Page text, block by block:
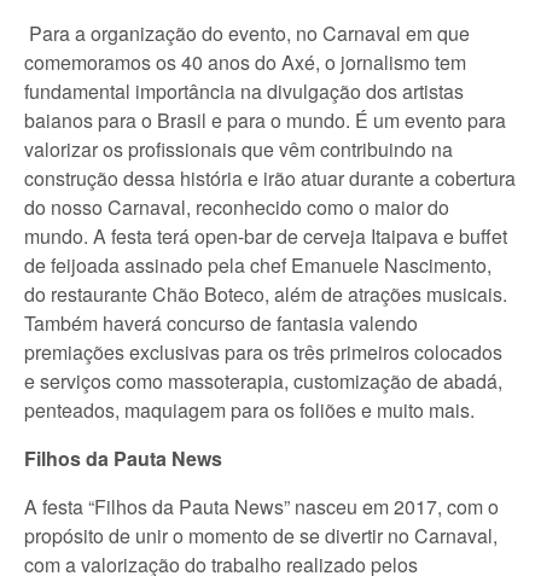
Para a organização do evento, no Carnaval em que
comemoramos os 40 anos do Axé, o jornalismo tem
fundamental importância na divulgação dos artistas
baianos para o Brasil e para o mundo. É um evento para
valorizar os profissionais que vêm contribuindo na
construção dessa história e irão atuar durante a cobertura
do nosso Carnaval, reconhecido como o maior do
mundo. A festa terá open-bar de cerveja Itaipava e buffet
de feijoada assinado pela chef Emanuele Nascimento,
do restaurante Chão Boteco, além de atrações musicais.
Também haverá concurso de fantasia valendo
premiações exclusivas para os três primeiros colocados
e serviços como massoterapia, customização de abadá,
penteados, maquiagem para os foliões e muito mais.
Filhos da Pauta News
A festa “Filhos da Pauta News” nasceu em 2017, com o
propósito de unir o momento de se divertir no Carnaval,
com a valorização do trabalho realizado pelos